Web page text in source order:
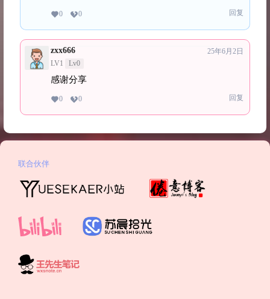
0 0 回复
zxx666
LV1 Lv0
25年6月2日
感谢分享
0 0 回复
联合伙伴